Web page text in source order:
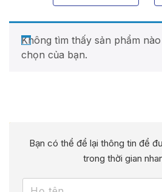
Không tìm thấy sản phẩm
chọn của bạn.
Bạn có thể để lại thông tin để
trong thời gian